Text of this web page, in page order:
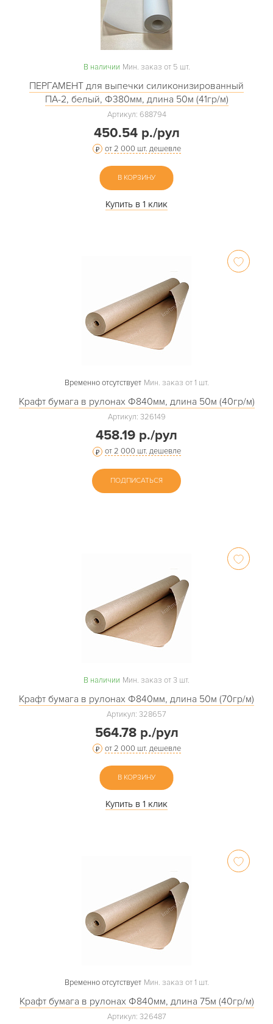
В наличии Мин. заказ от 5 шт.
ПЕРГАМЕНТ для выпечки силиконизированный
ПА-2, белый, Ф380мм, длина 50м (41гр/м)
Артикул: 688794
450.54 р./рул
от 2 000 шт. дешевле
В КОРЗИНУ
Купить в 1 клик
Временно отсутствует Мин. заказ от 1 шт.
Крафт бумага в рулонах Ф840мм, длина 50м (40гр/м)
Артикул: 326149
458.19 р./рул
от 2 000 шт. дешевле
ПОДПИСАТЬСЯ
В наличии Мин. заказ от 3 шт.
Крафт бумага в рулонах Ф840мм, длина 50м (70гр/м)
Артикул: 328657
564.78 р./рул
от 2 000 шт. дешевле
В КОРЗИНУ
Купить в 1 клик
Временно отсутствует Мин. заказ от 1 шт.
Крафт бумага в рулонах Ф840мм, длина 75м (40гр/м)
Артикул: 326487